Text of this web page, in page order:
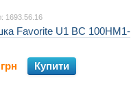
1693.56.16
Favorite U1 BC 100HM1-
Купити